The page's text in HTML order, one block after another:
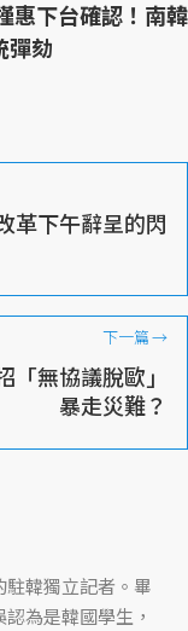
惠下台確認！南韓
彈劾
革下午辭呈的閃
下一篇→
無協議脫歐」
暴走災難？
韓獨立記者。畢
為是韓國學生，